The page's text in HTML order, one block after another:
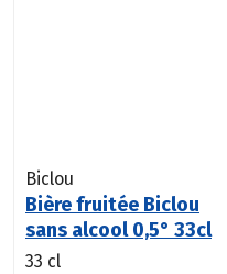
Biclou
Bière fruitée Biclou
sans alcool 0,5° 33cl
33 cl